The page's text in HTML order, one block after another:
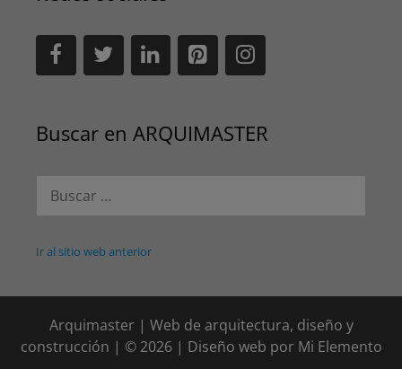
Buscar en ARQUIMASTER
Ir al sitio web anterior
Arquimaster | Web de arquitectura, diseño y
construcción | © 2026 | Diseño web por Mi Elemento